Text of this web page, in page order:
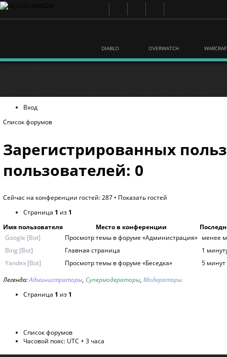
DIABLO OVERWATCH
Вход
Список форумов
Зарегистрированных
пользователей: 0
Сейчас на конференции гостей: 287 • Показать гостей
Страница 1 из 1
Имя пользователя
Место в конференции
Google [Bot]
Просмотр темы в форуме «Администрация» менее
Bing [Bot]
Главная страница
1
Yandex [Bot]
Просмотр темы в форуме «Беседка»
5 минут
Легенда:Администраторы, Супермодераторы, Модераторы
Страница 1 из 1
Список форумов
Часовой пояс: UTC + 3 часа